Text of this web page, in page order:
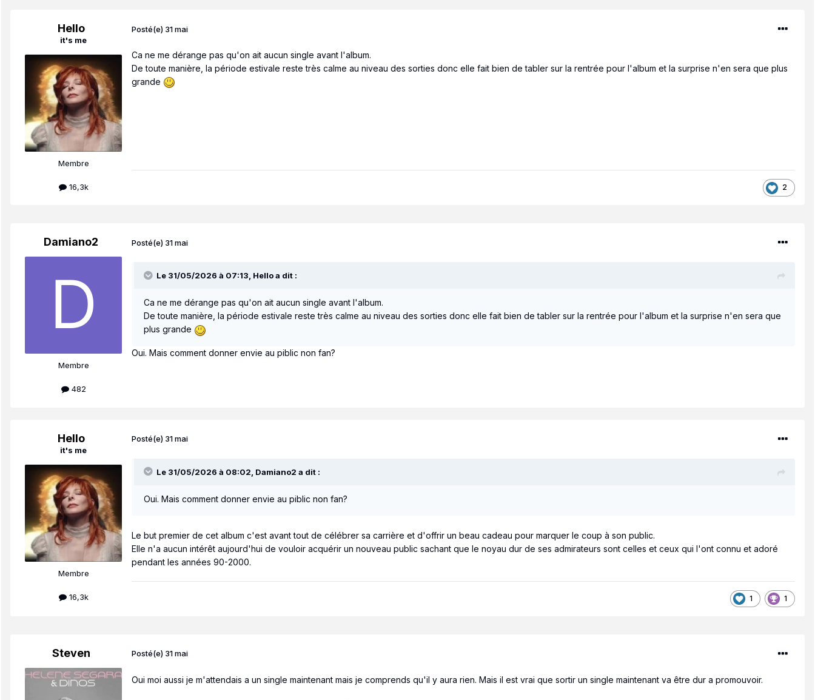
Hello
it's me
Membre
16,3k
Posté(e) 31 mai
Ca ne me dérange pas qu'on ait aucun single avant l'album.
De toute manière, la période estivale reste très calme au niveau des sorties donc elle fait bien de tabler sur la rentrée pour l'album et la surprise n'en sera que plus
grande
2
Damiano2
Membre
482
Posté(e) 31 mai
Le 31/05/2026 à 07:13, Helloa dit :
Ca ne me dérange pas qu'on ait aucun single avant l'album.
De toute manière, la période estivale reste très calme au niveau des sorties donc elle fait bien de tabler sur la rentrée pour l'album et la surprise n'en sera que
plus grande
Oui. Mais comment donner envie au piblic non fan?
Hello
it's me
Membre
16,3k
Posté(e) 31 mai
Le 31/05/2026 à 08:02, Damiano2 a dit :
Oui. Mais comment donner envie au piblic non fan?
Le but premier de cet album c'est avant tout de célébrer sa carrière et d'offrir un beau cadeau pour marquer le coup à son public.
Elle n'a aucun intérêt aujourd'hui de vouloir acquérir un nouveau public sachant que le noyau dur de ses admirateurs sont celles et ceux qui l'ont connu et adoré
pendant les années 90-2000.
1 1
Steven Posté(e) 31 mai
Oui moi aussi je m'attendais a un single maintenant mais je comprends qu'il y aura rien. Mais il est vrai que sortir un single maintenant va être dur a promouvoir.